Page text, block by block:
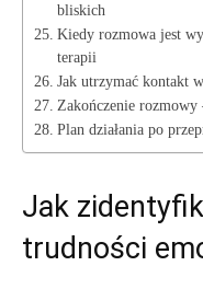
bliskich
Kiedy rozmowa jest
terapii
Jak utrzymać kontakt
Zakończenie
Plan działania po
Jak
trudności